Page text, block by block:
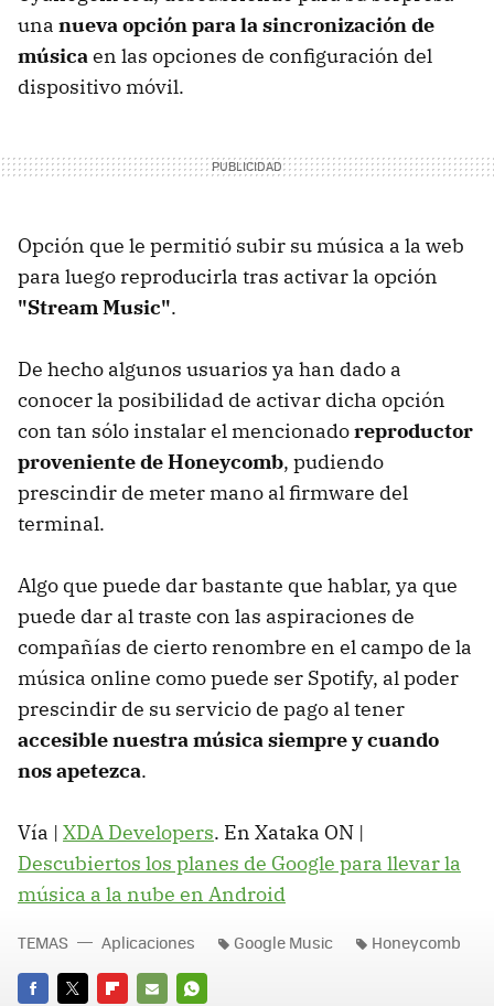
una nueva opción para la sincronización de
músicaen las opciones de configuración del
dispositivo móvil.
Opción que le permitió subir su música a la web
para luego reproducirla tras activar la opción
"Stream Music".
De hecho algunos usuarios ya han dado a
conocer la posibilidad de activar dicha opción
con tan sólo instalar el mencionadoreproductor
proveniente de Honeycomb, pudiendo
prescindir de meter mano al firmware del
terminal.
Algo que puede dar bastante que hablar, ya que
puede dar al traste con las aspiraciones de
compañías de cierto renombre en el campo de la
música online como puede ser Spotify, al poder
prescindir de su servicio de pago al tener
accesible nuestra música siempre y cuando
nos apetezca.
Vía | XDA Developers. En Xataka ON |
Descubiertos los planes de Google para llevar la
música a la nube en Android
TEMAS Aplicaciones Google Music Honeycomb